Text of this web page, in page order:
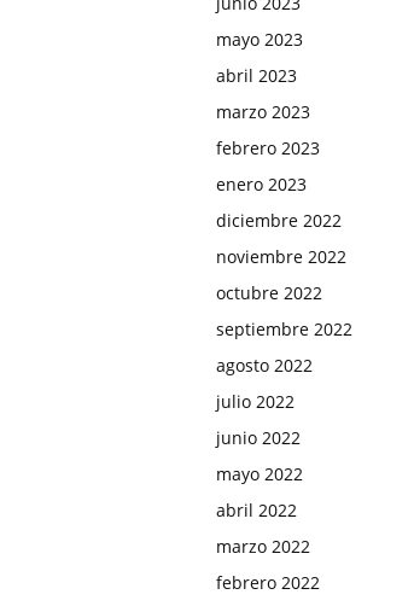
mayo 2023
abril 2023
marzo 2023
febrero 2023
enero 2023
diciembre 2022
noviembre 2022
octubre 2022
septiembre 2022
agosto 2022
julio 2022
junio 2022
mayo 2022
abril 2022
marzo 2022
febrero 2022